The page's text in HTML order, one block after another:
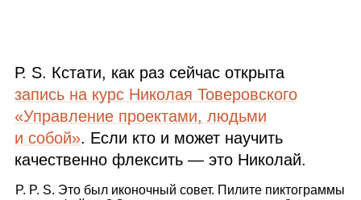
Р. S. Кстати, как раз сейчас открыта
запись на курс Николая Товеровского
«Управление проектами, людьми
и собой». Если кто и может научить
качественно флексить — это Николай.
P. P. S. Это был иконочный совет. Пилите пиктограммы